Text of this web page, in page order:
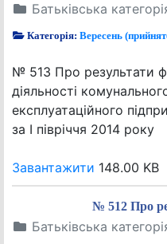
Батьківська
Категорія:Вересень
№ 513 Про результати
діяльності
експлуатаційного
за І півріччя 2014 року
Завантажити 148.00 KB
№ 512 Про
Батьківська